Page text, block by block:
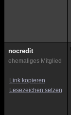
nocredit
ehemaliges Mitglied
Link kopieren
Lesezeichen setzen